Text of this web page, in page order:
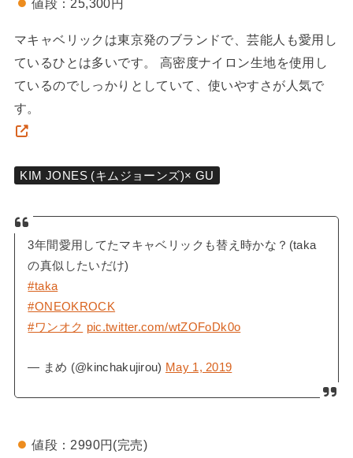
値段：25,300円
マキャベリックは東京発のブランドで、芸能人も愛用し
ているひとは多いです。 高密度ナイロン生地を使用し
ているのでしっかりとしていて、使いやすさが人気で
す。
KIM JONES (キムジョーンズ)× GU
3年間愛用してたマキャベリックも替え時かな？(taka
の真似したいだけ)
#taka
#ONEOKROCK
#ワンオク pic.twitter.com/wtZOFoDk0o
— まめ (@kinchakujirou) May 1, 2019
値段：2990円(完売)